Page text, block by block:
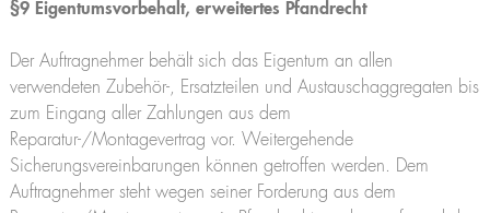
§9 Eigentumsvorbehalt, erweitertes Pfandrecht
Der Auftragnehmer behält sich das Eigentum an allen
verwendeten Zubehör-, Ersatzteilen und Austauschaggregaten bis
zum Eingang aller Zahlungen aus dem
Reparatur-/Montagevertrag vor. Weitergehende
Sicherungsvereinbarungen können getroffen werden. Dem
Auftragnehmer steht wegen seiner Forderung aus dem